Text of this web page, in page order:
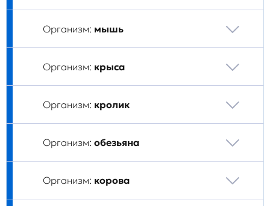
Организм: мышь
Организм: крыса
Организм: кролик
Организм: обезьяна
Организм: корова